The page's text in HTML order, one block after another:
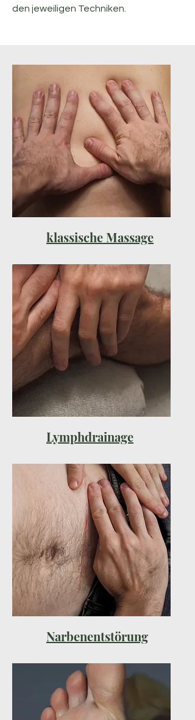
den jeweiligen Techniken.
klassische Massage
Lymphdrainage
Narbenentstörung